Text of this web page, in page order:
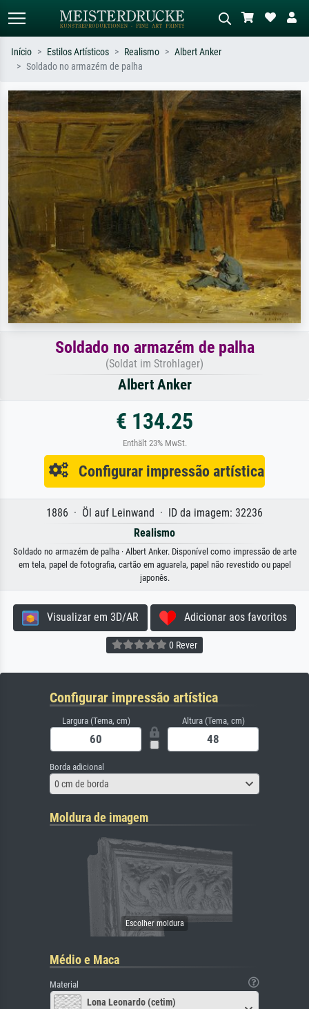
Pesquise por artista, título ou estilo –
ex: Monet, Noite Estrelada,
impressionismo, onda de Hokusai, nu.
Descreva a cena – ex: prado verde,
abstrato com muito vermelho, pintura
a óleo escura, nu em pé ao lado de
uma árvore.
Início Estilos Artísticos Realismo
Albert Anker
Soldado no armazém de palha
Soldado no armazém de palha
(Soldat im Strohlager)
Albert Anker
€ 134.25
Enthält 23% MwSt.
Configurar impressão artística
1886 · Öl auf Leinwand · ID da imagem: 32236
Realismo
Soldado no armazém de palha · Albert Anker. Disponível como impressão de arte
em tela, papel de fotografia, cartão em aguarela, papel não revestido ou papel
japonês.
Visualizar em 3D/AR Adicionar aos favoritos
0 Rever
Configurar impressão artística
Largura (Tema, cm) Altura (Tema, cm)
Borda adicional
0 cm de borda
Moldura de imagem
Médio e Maca
Material
Lona Leonardo (cetim)